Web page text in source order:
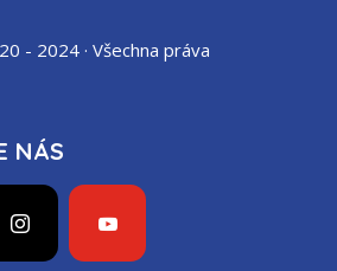
- 2024 · Všechna práva
NÁS